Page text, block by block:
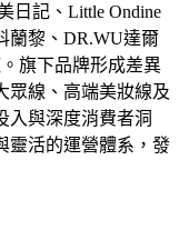
日記、Little Ondine
蘭黎、DR.WU達爾
旗下品牌形成差異
眾線、高端美妝線及
入與深度消費者洞
靈活的運營體系，發